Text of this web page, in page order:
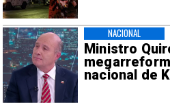
Ministro
nacional de
NACIONAL